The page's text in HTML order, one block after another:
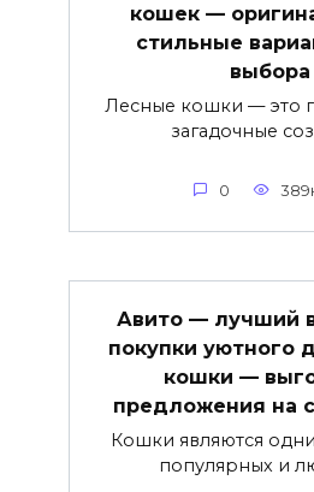
кошек —
стильные
выбора
Лесные кошки — это
загадочные
0
Авито — лучший
покупки уютного
кошки —
предложения на
Кошки являются
популярных и